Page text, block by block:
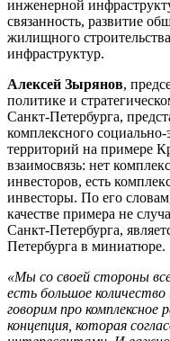
инженерной
связанность, развитие
жилищного
инфраструктур.
Алексей Зырянов,
политике и
Санкт‑Петербурга,
комплексного
территорий на примере
взаимосвязь: нет
инвесторов, есть
инвесторы. По его
качестве примера не
Санкт-Петербурга,
Петербурга в миниатюре.
«Мы со своей стороны
есть большое
говорим про
концепция, которая